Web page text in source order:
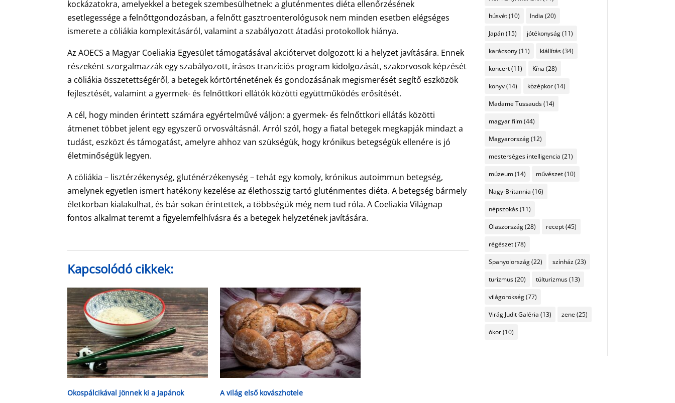
kockázatokra, amelyekkel a betegek szembesülhetnek: a gluténmentes diéta ellenőrzésének
esetlegessége a felnőttgondozásban, a felnőtt gasztroenterológusok nem minden esetben elégséges
ismerete a cöliákia komplexitásáról, valamint a szabályozott átadási protokollok hiánya.
Az AOECS a Magyar Coeliakia Egyesület támogatásával akciótervet dolgozott ki a helyzet javítására. Ennek
részeként szorgalmazzák egy szabályozott, írásos tranzíciós program kidolgozását, szakorvosok képzését
a cöliákia összetettségéről, a betegek kórtörténetének és gondozásának megismerését segítő eszközök
fejlesztését, valamint a gyermek- és felnőttkori ellátók közötti együttműködés erősítését.
A cél, hogy minden érintett számára egyértelművé váljon: a gyermek- és felnőttkori ellátás közötti
átmenet többet jelent egy egyszerű orvosváltásnál. Arról szól, hogy a fiatal betegek megkapják mindazt a
tudást, eszközt és támogatást, amelyre ahhoz van szükségük, hogy krónikus betegségük ellenére is jó
életminőségük legyen.
A cöliákia – lisztérzékenység, gluténérzékenység – tehát egy komoly, krónikus autoimmun betegség,
amelynek egyetlen ismert hatékony kezelése az élethosszig tartó gluténmentes diéta. A betegség bármely
életkorban kialakulhat, és bár sokan érintettek, a többségük még nem tud róla. A Coeliakia Világnap
fontos alkalmat teremt a figyelemfelhívásra és a betegek helyzetének javítására.
Kapcsolódó cikkek:
Okospálcikával jönnek ki a Japánok A világ első kovászhotele
húsvét(10) India (20)
Japán(15) jótékonyság(11)
karácsony(11) kiállítás(34)
koncert(11) Kína (28)
könyv(14) középkor(14)
Madame Tussauds(14)
magyar film(44)
Magyarország(12)
mesterséges intelligencia (21)
múzeum(14) művészet(10)
Nagy-Britannia (16)
népszokás(11)
Olaszország(28) recept(45)
régészet(78)
Spanyolország(22) színház(23)
turizmus(20) túlturizmus(13)
világörökség(77)
Virág Judit Galéria (13) zene (25)
ókor(10)